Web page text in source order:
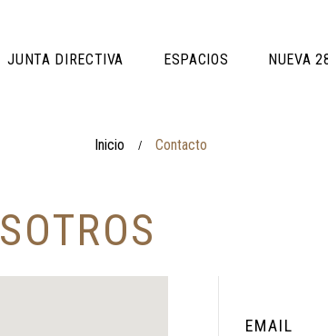
JUNTA DIRECTIVA ESPACIOS NUEVA
Inicio / Contacto
SOTROS
EMAIL